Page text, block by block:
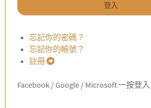
登入
忘記你的密碼？
忘記你的帳號？
註冊
Facebook / Google / Microsoft 一按登